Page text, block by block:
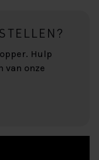
Hulp
van onze